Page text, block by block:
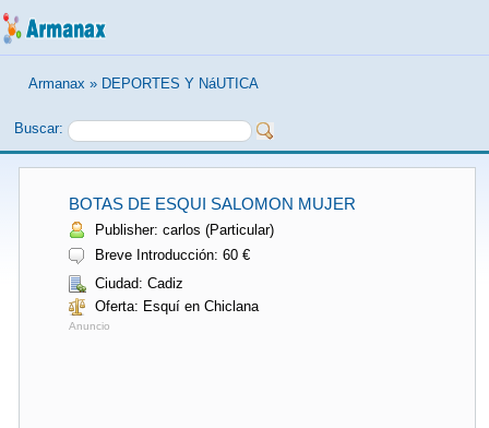
Armanax » DEPORTES Y NáUTICA
Buscar:
BOTAS DE ESQUI SALOMON MUJER
Publisher: carlos (Particular)
Breve Introducción: 60 €
Ciudad: Cadiz
Oferta: Esquí en Chiclana
Anuncio